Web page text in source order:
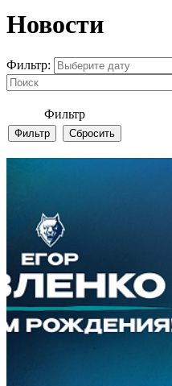
Новости
Фильтр:
Фильтр